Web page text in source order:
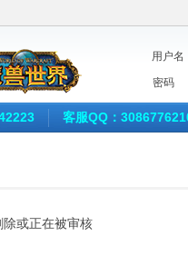
用户名
密码
客服QQ：
或正在被审核